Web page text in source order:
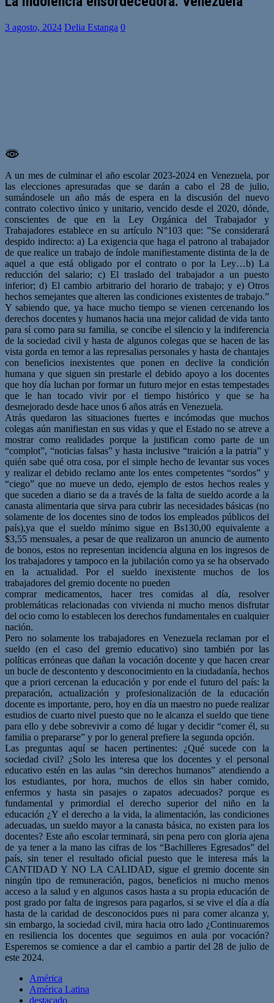
3 agosto, 2024 Delia Estanga 0
A un mes de culminar el año escolar 2023-2024 en Venezuela, por
las elecciones apresuradas que se darán a cabo el 28 de julio,
sumándosele un año más de espera en la discusión del nuevo
contrato colectivo único y unitario, vencido desde el 2020, dónde,
conscientes de que en la Ley Orgánica del Trabajador y
Trabajadores establece en su artículo N°103 que: ”Se considerará
despido indirecto: a) La exigencia que haga el patrono al trabajador
de que realice un trabajo de índole manifiestamente distinta de la de
aquel a que está obligado por el contrato o por la Ley…b) La
reducción del salario; c) El traslado del trabajador a un puesto
inferior; d) El cambio arbitrario del horario de trabajo; y e) Otros
hechos semejantes que alteren las condiciones existentes de trabajo.”
Y sabiendo que, ya hace mucho tiempo se vienen cercenando los
derechos docentes y humanos hacia una mejor calidad de vida tanto
para sí como para su familia, se concibe el silencio y la indiferencia
de la sociedad civil y hasta de algunos colegas que se hacen de las
vista gorda en temor a las represalias personales y hasta de chantajes
con beneficios inexistentes que ponen en declive la condición
humana y que siguen sin prestarle el debido apoyo a los docentes
que hoy día luchan por formar un futuro mejor en estas tempestades
que le han tocado vivir por el tiempo histórico y que se ha
desmejorado desde hace unos 6 años atrás en Venezuela.
Atrás quedaron las situaciones fuertes e incómodas que muchos
colegas aún manifiestan en sus vidas y que el Estado no se atreve a
mostrar como realidades porque la justifican como parte de un
“complot”, “noticias falsas” y hasta inclusive “traición a la patria” y
quién sabe qué otra cosa, por el simple hecho de levantar sus voces
y realizar el debido reclamo ante los entes competentes “sordos” y
“ciego” que no mueve un dedo, ejemplo de estos hechos reales y
que suceden a diario se da a través de la falta de sueldo acorde a la
canasta alimentaria que sirva para cubrir las necesidades básicas (no
solamente de los docentes sino de todos los empleados públicos del
país),ya que el sueldo mínimo sigue en Bs130,00 equivalente a
$3,55 mensuales, a pesar de que realizaron un anuncio de aumento
de bonos, estos no representan incidencia alguna en los ingresos de
los trabajadores y tampoco en la jubilación como ya se ha observado
en la actualidad. Por el sueldo inexistente muchos de los
trabajadores del gremio docente no pueden
comprar medicamentos, hacer tres comidas al día, resolver
problemáticas relacionadas con vivienda ni mucho menos disfrutar
del ocio como lo establecen los derechos fundamentales en cualquier
nación.
Pero no solamente los trabajadores en Venezuela reclaman por el
sueldo (en el caso del gremio educativo) sino también por las
políticas erróneas que dañan la vocación docente y que hacen crear
un bucle de descontento y desconocimiento en la ciudadanía, hechos
que a priori cercenan la educación y por ende el futuro del país: la
preparación, actualización y profesionalización de la educación
docente es importante, pero, hoy en día un maestro no puede realizar
estudios de cuarto nivel puesto que no le alcanza el sueldo que tiene
para ello y debe sobrevivir a como dé lugar y decidir “comer él, su
familia o prepararse” y por lo general prefiere la segunda opción.
Las preguntas aquí se hacen pertinentes: ¿Qué sucede con la
sociedad civil? ¿Solo les interesa que los docentes y el personal
educativo estén en las aulas “sin derechos humanos” atendiendo a
los estudiantes, por hora, muchos de ellos sin haber comido,
enfermos y hasta sin pasajes o zapatos adecuados? porque es
fundamental y primordial el derecho superior del niño en la
educación ¿Y el derecho a la vida, la alimentación, las condiciones
adecuadas, un sueldo mayor a la canasta básica, no existen para los
docentes? Este año escolar terminará, sin pena pero con gloria ajena
de ya tener a la mano las cifras de los “Bachilleres Egresados” del
país, sin tener el resultado oficial puesto que le interesa más la
CANTIDAD Y NO LA CALIDAD, sigue el gremio docente sin
ningún tipo de remuneración, pagos, beneficios ni mucho menos
acceso a la salud y en algunos casos hasta a su propia educación de
post grado por falta de ingresos para pagarlos, si se vive el día a día
hasta de la caridad de desconocidos pues ni para comer alcanza y,
sin embargo, la sociedad civil, mira hacia otro lado ¿Continuaremos
en resiliencia los docentes que seguimos en aula por vocación?
Esperemos se comience a dar el cambio a partir del 28 de julio de
este 2024.
América
América Latina
destacado